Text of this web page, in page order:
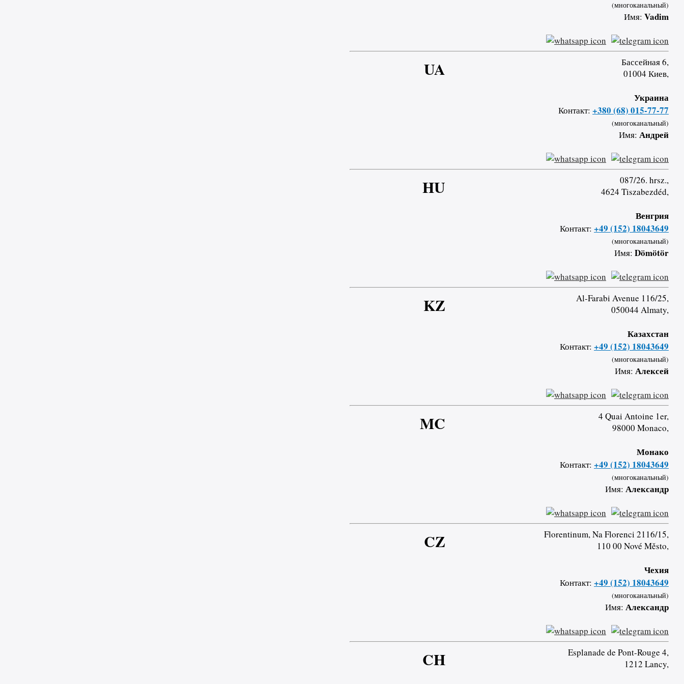
(многоканальный)
Имя: Vadim
UA
Бассейная 6,
01004 Киев,
Украина
Контакт: +380 (68) 015-77-77
(многоканальный)
Имя: Андрей
HU
087/26. hrsz.,
4624 Tiszabezdéd,
Венгрия
Контакт: +49 (152) 18043649
(многоканальный)
Имя: Dömötör
KZ
Al-Farabi Avenue 116/25,
050044 Almaty,
Казахстан
Контакт: +49 (152) 18043649
(многоканальный)
Имя: Алексей
MC
4 Quai Antoine 1er,
98000 Monaco,
Монако
Контакт: +49 (152) 18043649
(многоканальный)
Имя: Александр
CZ
Florentinum, Na Florenci 2116/15,
110 00 Nové Město,
Чехия
Контакт: +49 (152) 18043649
(многоканальный)
Имя: Александр
CH
Esplanade de Pont-Rouge 4,
1212 Lancy,